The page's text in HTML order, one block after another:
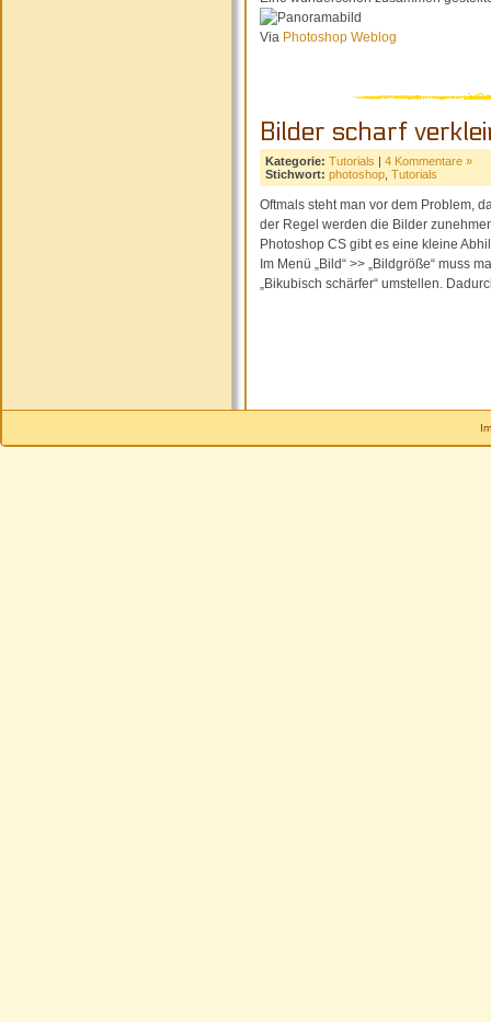
Via Photoshop Weblog
Bilder scharf
Kategorie: Tutorials | 4 Kommentare »
Stichwort: photoshop Tutorials
Oftmals steht man vor dem Problem,
der Regel werden die Bilder
Photoshop CS gibt es eine kleine
Im Menü „Bild“ >> „Bildgröße“ muss
„Bikubisch schärfer“ umstellen.